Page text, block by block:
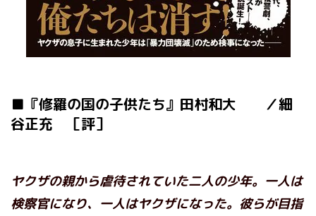
■『修羅の国の子供たち』田村和大 ／細
谷正充 ［評］
ヤクザの親から虐待されていた二人の少年。一人は
検察官になり、一人はヤクザになった。彼らが目指